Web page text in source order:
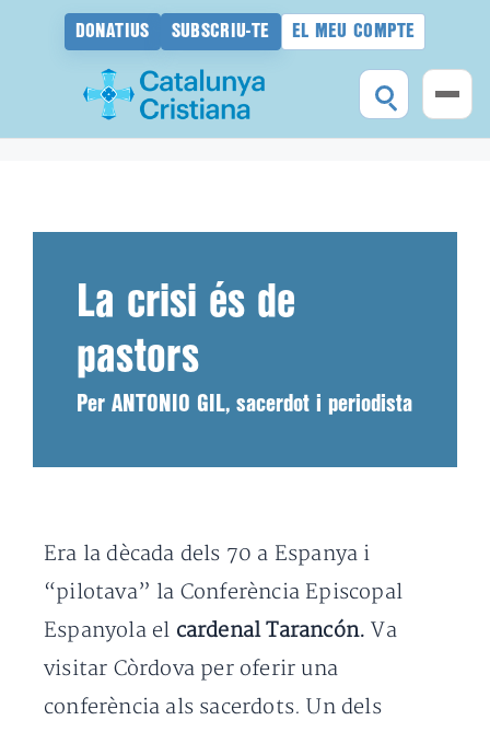
DONATIUS SUBSCRIU-TE EL MEU COMPTE
La crisi és de
pastors
Per ANTONIO GIL, sacerdot i periodista
Era la dècada dels 70 a Espanya i
“pilotava” la Conferència Episcopal
Espanyola el cardenal Tarancón. Va
visitar Còrdova per oferir una
conferència als sacerdots. Un dels